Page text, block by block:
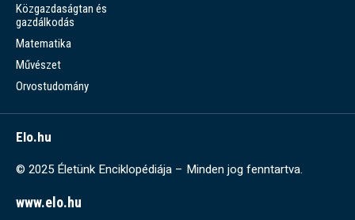
Közgazdaságtan és
gazdálkodás
Matematika
Művészet
Orvostudomány
Elo.hu
© 2025 Életünk Enciklopédiája – Minden jog fenntartva.
www.elo.hu